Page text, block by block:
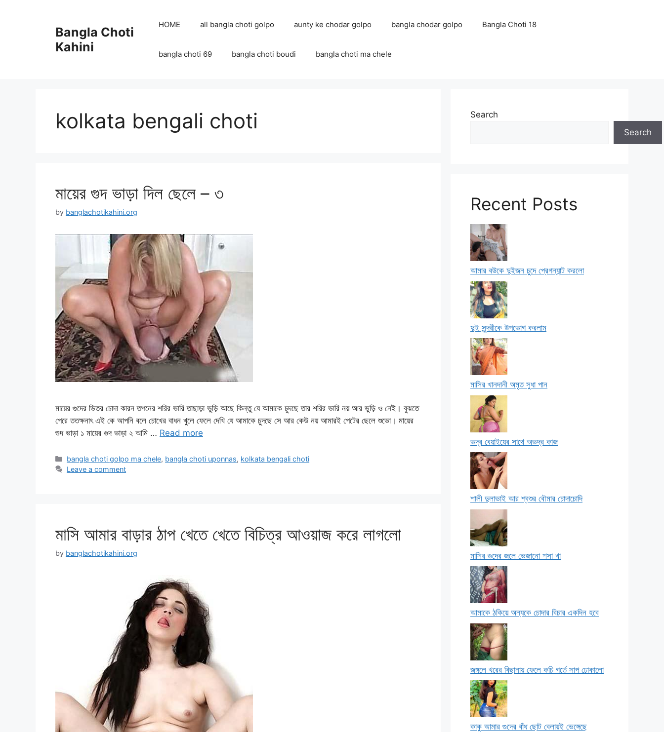
Bangla Choti
Kahini
HOME all bangla choti golpo aunty ke chodar golpo bangla chodar golpo Bangla Choti 18
bangla choti 69 bangla choti boudi bangla choti ma chele
kolkata bengali choti
মায়ের গুদ ভাড়া দিল ছেলে – ৩
by banglachotikahini.org
মায়ের গুদের ভিতর চোদা কারন তপনের শরির ভারি তাছাড়া ভুড়ি আছে কিন্তু যে আমাকে চুদছে তার শরির ভারি নয় আর ভুড়ি ও নেই। বুঝতে
পেরে ততক্ষনাৎ এই কে আপনি বলে চোখের বাধন খুলে ফেলে দেখি যে আমাকে চুদছে সে আর কেউ নয় আমারই পেটের ছেলে শুভো। মায়ের
গুদ ভাড়া ১ মায়ের গুদ ভাড়া ২ আমি … Read more
Categories
bangla choti golpo ma chele, bangla choti uponnas, kolkata bengali choti
Leave a comment
মাসি আমার বাড়ার ঠাপ খেতে খেতে বিচিত্র আওয়াজ করে লাগলো
by banglachotikahini.org
Search
Search
Recent Posts
আমার বউকে দুইজন চুদে প্রেগন্যান্ট করলো
দুই সুন্দরীকে উপভোগ করলাম
মাসির খানদানী অমৃত সুধা পান
ভদ্র বেয়াইয়ের সাথে অভদ্র কাজ
শালী দুলাভাই আর শ্বশুর বৌমার চোদাচোদি
মাসির গুদের জলে ভেজানো শসা খা
আমাকে ঠকিয়ে অন্যকে চোদার বিচার একদিন হবে
জঙ্গলে খরের বিছানায় ফেলে কচি গর্তে সাপ ঢোকালো
কাকু আমার গুদের বাঁধ ছোট বেলায়ই ভেঙ্গেছে